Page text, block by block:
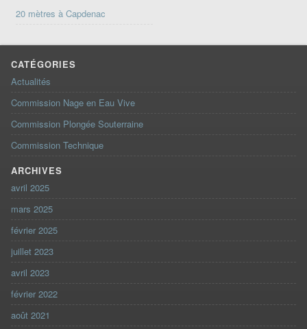
20 mètres à Capdenac
CATÉGORIES
Actualités
Commission Nage en Eau Vive
Commission Plongée Souterraine
Commission Technique
ARCHIVES
avril 2025
mars 2025
février 2025
juillet 2023
avril 2023
février 2022
août 2021